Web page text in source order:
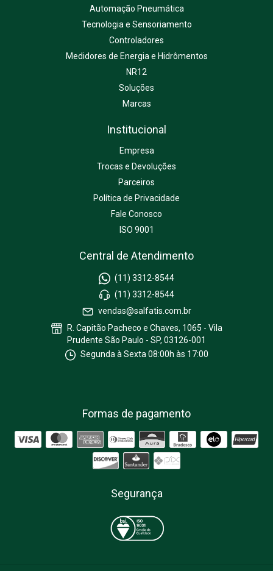
Automação Pneumática
Tecnologia e Sensoriamento
Controladores
Medidores de Energia e Hidrômentos
NR12
Soluções
Marcas
Institucional
Empresa
Trocas e Devoluções
Parceiros
Política de Privacidade
Fale Conosco
ISO 9001
Central de Atendimento
(11) 3312-8544
(11) 3312-8544
vendas@salfatis.com.br
R. Capitão Pacheco e Chaves, 1065 - Vila
Prudente São Paulo - SP, 03126-001
Segunda à Sexta 08:00h às 17:00
Formas de pagamento
Segurança